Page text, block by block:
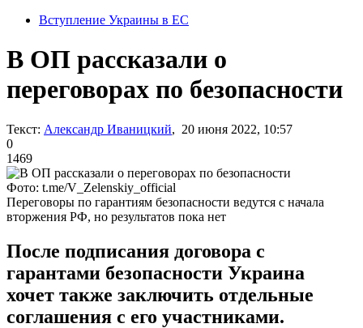
Вступление Украины в ЕС
В ОП рассказали о
переговорах по безопасности
Текст: Александр Иваницкий, 20 июня 2022, 10:57
0
1469
Фото: t.me/V_Zelenskiy_official
Переговоры по гарантиям безопасности ведутся с начала
вторжения РФ, но результатов пока нет
После подписания договора с
гарантами безопасности Украина
хочет также заключить отдельные
соглашения с его участниками.